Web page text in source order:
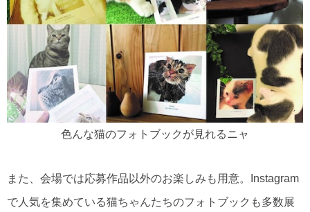
色んな猫のフォトブックが見れるニャ
また、会場では応募作品以外のお楽しみも用意。Instagram
で人気を集めている猫ちゃんたちのフォトブックも多数展